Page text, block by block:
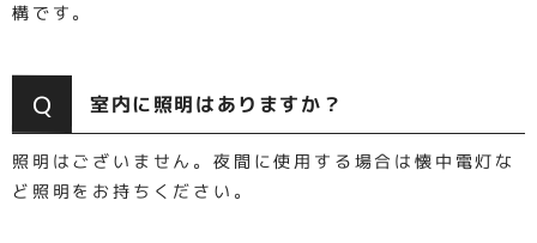
構です。
Q 室内に照明はありますか？
照明はございません。夜間に使用する場合は懐中電灯な
ど照明をお持ちください。